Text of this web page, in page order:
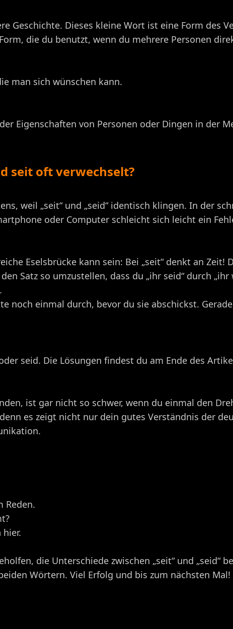
Geschichte. Dieses kleine Wort ist eine Form des
die du benutzt, wenn du mehrere Personen
man sich wünschen kann.
Eigenschaften von Personen oder Dingen in der
seit oft verwechselt?
weil „seit“ und „seid“ identisch klingen. In der
oder Computer schleicht sich leicht ein
Eselsbrücke kann sein: Bei „seit“ denkt an Zeit!
Satz so umzustellen, dass du „ihr seid“ durch
noch einmal durch, bevor du sie abschickst.
seid. Die Lösungen findest du am Ende des
ist gar nicht so schwer, wenn du einmal den
es zeigt nicht nur dein gutes Verständnis der
Reden.
hier.
die Unterschiede zwischen „seit“ und „seid“
Wörtern. Viel Erfolg und bis zum nächsten Mal!